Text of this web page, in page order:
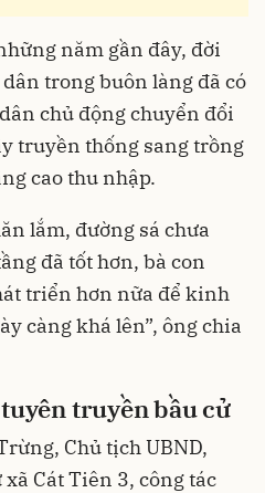
năm gần đây, đời
trong buôn làng đã có
chủ động chuyển đổi
truyền thống sang trồng
cao thu nhập.
lắm, đường sá chưa
đã tốt hơn, bà con
triển hơn nữa để kinh
càng khá lên”, ông chia
truyền bầu cử
Chủ tịch UBND,
Cát Tiên 3, công tác